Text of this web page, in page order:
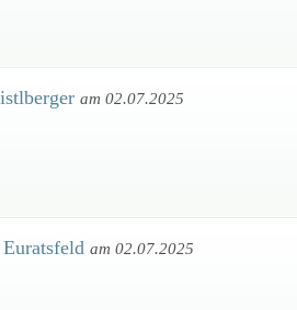
am 02.07.2025
am 02.07.2025